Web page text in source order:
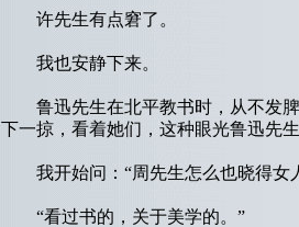
许先生有点窘了。
我也安静下来。
鲁迅先生在北平教书时，从不发脾
下一掠，看着她们，这种眼光鲁迅先
我开始问：“周先生怎么也晓得女
“看过书的，关于美学的。”